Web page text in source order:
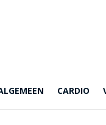
CARDIO